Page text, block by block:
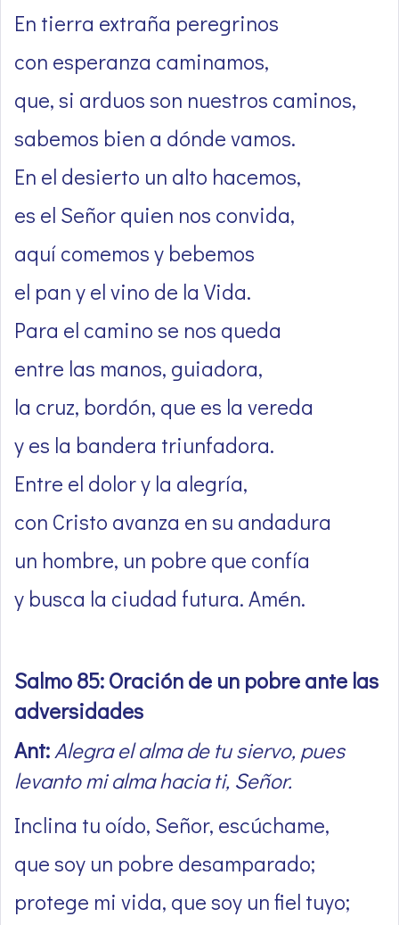
En tierra extraña peregrinos
con esperanza caminamos,
que, si arduos son nuestros caminos,
sabemos bien a dónde vamos.
En el desierto un alto hacemos,
es el Señor quien nos convida,
aquí comemos y bebemos
el pan y el vino de la Vida.
Para el camino se nos queda
entre las manos, guiadora,
la cruz, bordón, que es la vereda
y es la bandera triunfadora.
Entre el dolor y la alegría,
con Cristo avanza en su andadura
un hombre, un pobre que confía
y busca la ciudad futura. Amén.
Salmo 85: Oración de un pobre ante las
adversidades
Ant:Alegra el alma de tu siervo, pues
levanto mi alma hacia ti, Señor.
Inclina tu oído, Señor, escúchame,
que soy un pobre desamparado;
protege mi vida, que soy un fiel tuyo;